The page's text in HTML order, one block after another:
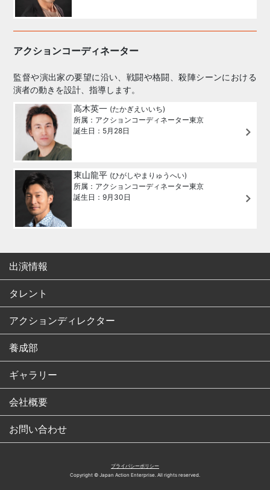
アクションコーディネーター
監督や演出家の要望に沿い、戦闘や格闘、殺陣シーンにおける
演者の動きを設計、指導します。
高木英一 (たかぎえいいち)
所属：アクションコーディネーター東京
誕生日：5月28日
東山龍平 (ひがしやまりゅうへい)
所属：アクションコーディネーター東京
誕生日：9月30日
出演情報
タレント
アクションディレクター
養成部
ギャラリー
会社概要
お問い合わせ
プライバシーポリシー
Copyright © Japan Action Enterprise. All rights reserved.